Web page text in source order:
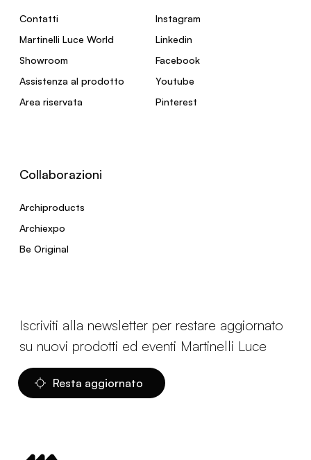
Contatti
Martinelli Luce World
Showroom
Assistenza al prodotto
Area riservata
Instagram
Linkedin
Facebook
Youtube
Pinterest
Collaborazioni
Archiproducts
Archiexpo
Be Original
Iscriviti alla newsletter per restare aggiornato
su nuovi prodotti ed eventi Martinelli Luce
Resta aggiornato